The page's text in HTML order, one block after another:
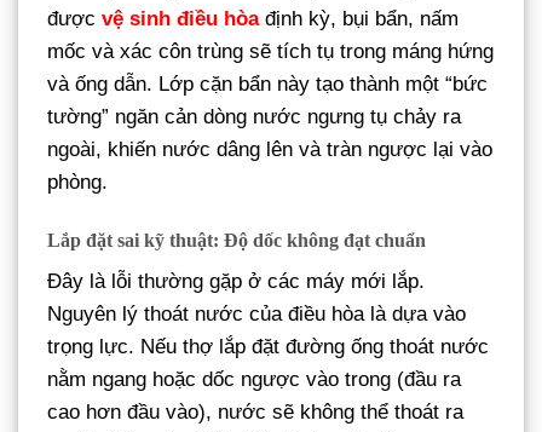
được vệ sinh điều hòađịnh kỳ, bụi bẩn, nấm
mốc và xác côn trùng sẽ tích tụ trong máng hứng
và ống dẫn. Lớp cặn bẩn này tạo thành một “bức
tường” ngăn cản dòng nước ngưng tụ chảy ra
ngoài, khiến nước dâng lên và tràn ngược lại vào
phòng.
Lắp đặt sai kỹ thuật: Độ dốc không đạt chuẩn
Đây là lỗi thường gặp ở các máy mới lắp.
Nguyên lý thoát nước của điều hòa là dựa vào
trọng lực. Nếu thợ lắp đặt đường ống thoát nước
nằm ngang hoặc dốc ngược vào trong (đầu ra
cao hơn đầu vào), nước sẽ không thể thoát ra